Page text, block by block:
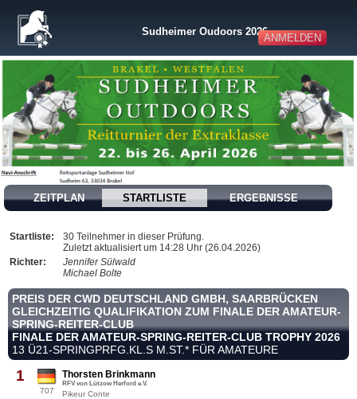
ANMELDEN
Sudheimer Oudoors 2026
ZEITPLAN STARTLISTE ERGEBNISSE
Startliste:
30 Teilnehmer in dieser Prüfung.
Zuletzt aktualisiert um 14:28 Uhr (26.04.2026)
Richter:
Jennifer Sülwald
Michael Bolte
PREIS DER CWD DEUTSCHLAND GMBH, SAARBRÜCKEN
GLEICHZEITIG QUALIFIKATION ZUM FINALE DER AMATEUR-
SPRING-REITER-CLUB
FINALE DER AMATEUR-SPRING-REITER-CLUB TROPHY 2026
13 Ü21-SPRINGPRFG.KL.S M.ST.* FÜR AMATEURE
1
707
Thorsten Brinkmann
RFV von Lützow Herford e.V.
Pikeur Conte